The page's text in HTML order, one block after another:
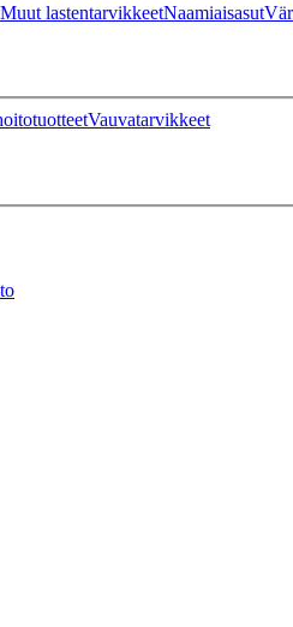
Muut lastentarvikkeetNaamiaisasut
Vauvatarvikkeet